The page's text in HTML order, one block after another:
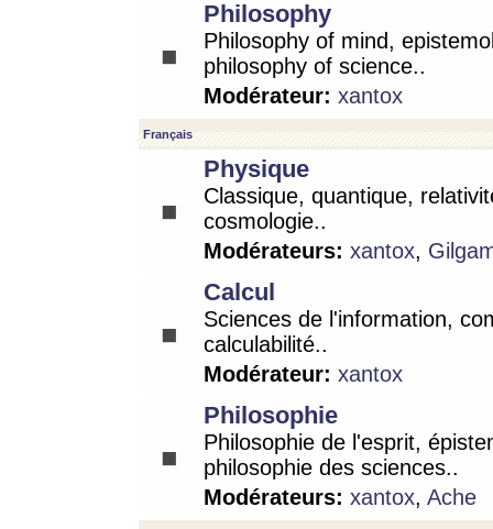
Philosophy
Philosophy of mind,
philosophy of science..
Modérateur: xantox
Français
Physique
Classique, quantique,
cosmologie..
Modérateurs: xantox,
Calcul
Sciences de l'information,
calculabilité..
Modérateur: xantox
Philosophie
Philosophie de l'esprit,
philosophie des sciences..
Modérateurs: xantox, Ache